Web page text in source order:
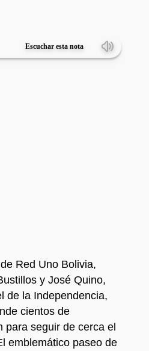
Escuchar esta nota
Red Uno Bolivia,
y José Quino,
de la Independencia,
cientos de
para seguir de cerca el
emblemático paseo de